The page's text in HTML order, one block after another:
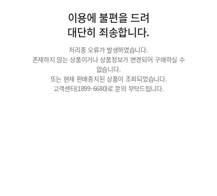
이용에 불편을 드려
대단히 죄송합니다.
처리중 오류가 발생하였습니다.
존재하지 않는 상품이거나 상품정보가 변경되어 구매하실 수
없습니다.
또는 현재 판매중지된 상품이 조회되었습니다.
고객센터(1899-6680)로 문의 부탁드립니다.